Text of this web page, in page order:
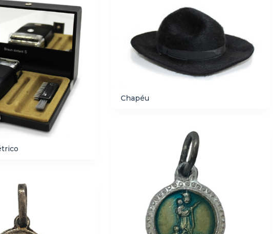
Chapéu